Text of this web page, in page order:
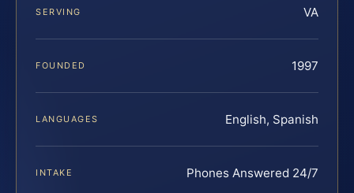
SERVING VA
FOUNDED 1997
LANGUAGES English, Spanish
INTAKE Phones Answered 24/7